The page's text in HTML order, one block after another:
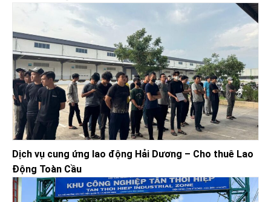
Dịch vụ cung ứng lao động Hải Dương – Cho thuê Lao
Động Toàn Cầu